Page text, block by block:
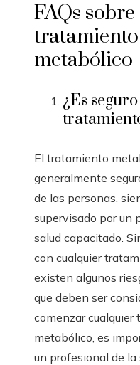
FAQs sobre
tratamiento
metabólico
¿Es
El tratamiento
generalmente
de las personas,
supervisado por un
salud capacitado.
con cualquier
existen algunos
que deben ser
comenzar cualquier
metabólico, es
un profesional de la